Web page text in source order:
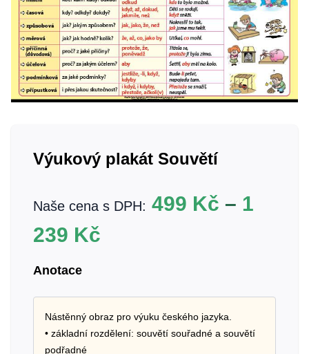
Výukový plakát Souvětí
Naše cena s DPH: 499 Kč – 1
239 Kč
Anotace
Nástěnný obraz pro výuku českého jazyka.
• základní rozdělení: souvětí souřadné a souvětí
podřadné